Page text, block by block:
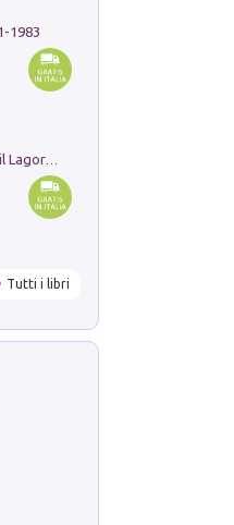
1983
Tutti i libri